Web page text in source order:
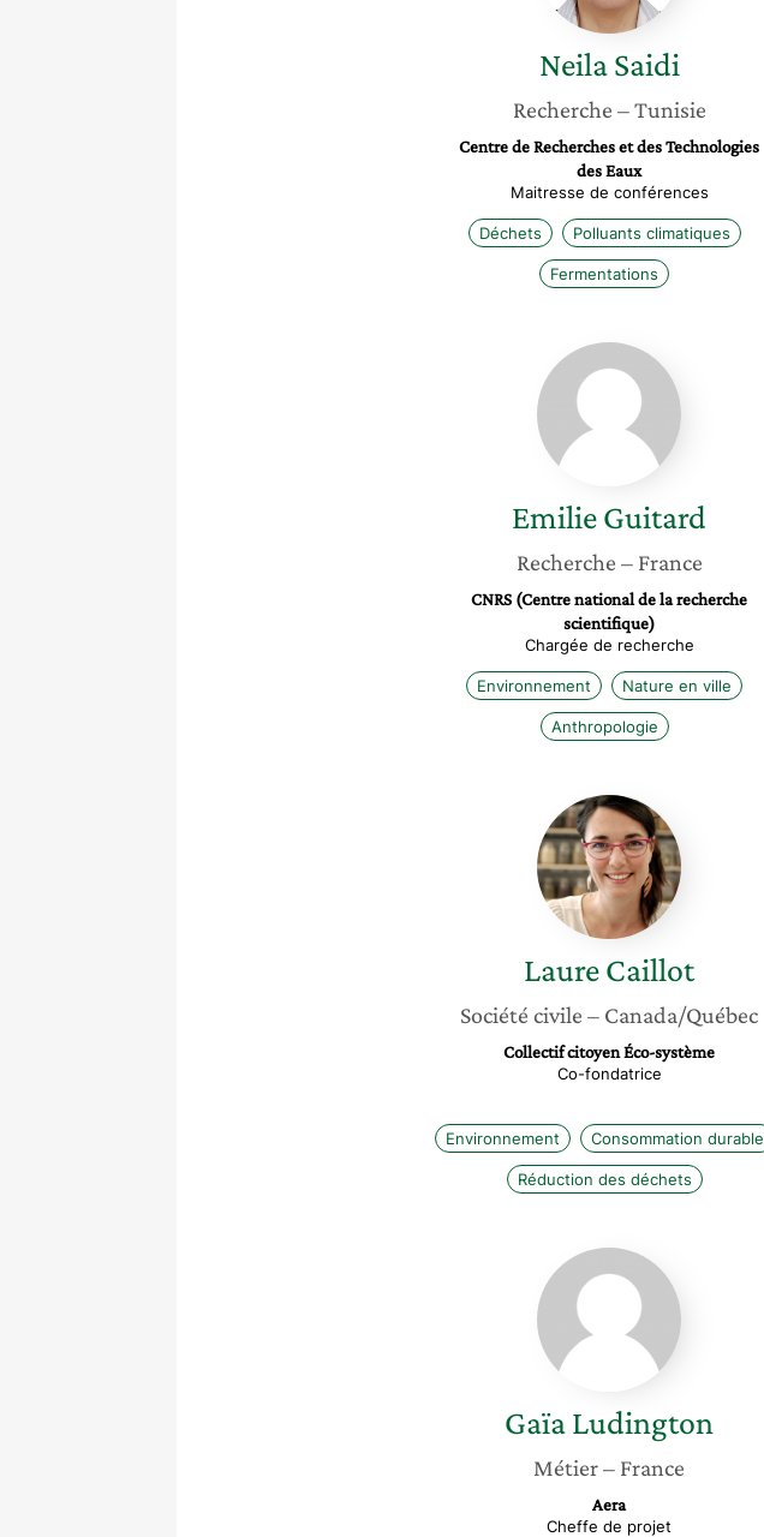
Neila Saidi
Recherche – Tunisie
Centre de Recherches et des Technologies
des Eaux
Maitresse de conférences
Déchets Polluants climatiques
Fermentations
Emilie
Guitard
EmilieGuitard
Recherche – France
CNRS (Centre national de la recherche
scientifique)
Chargée de recherche
Environnement Nature en ville
Anthropologie
Laure
Caillot
LaureCaillot
Société civile – Canada/Québec
Collectif citoyen Éco-système
Co-fondatrice
Environnement Consommation durable
Réduction des déchets
Gaïa
Ludington
GaïaLudington
Métier– France
Aera
Cheffe de projet